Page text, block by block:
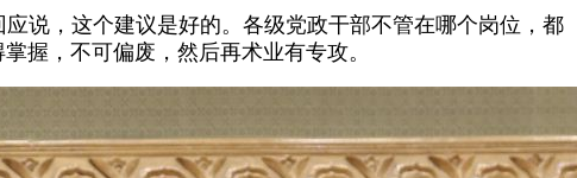
说，这个建议是好的。各级党政干部不管在哪个岗位，都
握，不可偏废，然后再术业有专攻。